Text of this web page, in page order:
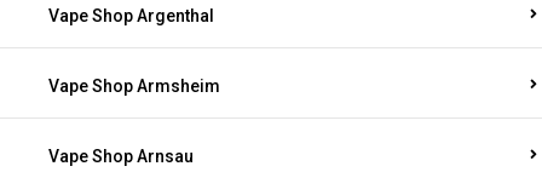
Vape Shop Argenthal
Vape Shop Armsheim
Vape Shop Arnsau